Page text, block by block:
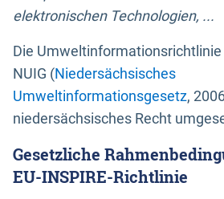
elektronischen Technologien, ...
Die
NUIG (Niedersächsisches
Umweltinformationsgesetz,
niedersächsisches Recht
Gesetzliche
EU-INSPIRE-Richtlinie